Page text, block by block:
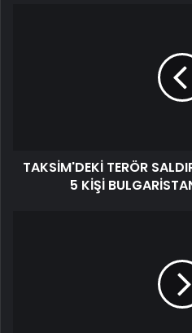
TAKSİM'DEKİ TERÖR
5 KİŞİ